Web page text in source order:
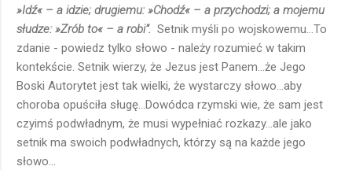
»Idź« – a idzie; drugiemu: »Chodź« – a przychodzi; a mojemu
słudze: »Zrób to« – a robi”. Setnik myśli po wojskowemu...To
zdanie - powiedz tylko słowo - należy rozumieć w takim
kontekście. Setnik wierzy, że Jezus jest Panem...że Jego
Boski Autorytet jest tak wielki, że wystarczy słowo...aby
choroba opuściła sługę...Dowódca rzymski wie, że sam jest
czyimś podwładnym, że musi wypełniać rozkazy...ale jako
setnik ma swoich podwładnych, którzy są na każde jego
słowo...